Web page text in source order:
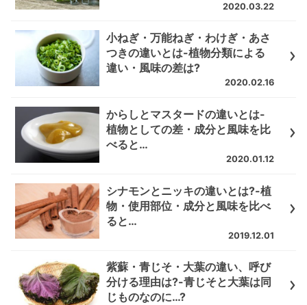
2020.03.22
小ねぎ・万能ねぎ・わけぎ・あさ
つきの違いとは-植物分類による
違い・風味の差は?
2020.02.16
からしとマスタードの違いとは-
植物としての差・成分と風味を比
べると…
2020.01.12
シナモンとニッキの違いとは?-植
物・使用部位・成分と風味を比べ
ると…
2019.12.01
紫蘇・青じそ・大葉の違い、呼び
分ける理由は?-青じそと大葉は同
じものなのに…?